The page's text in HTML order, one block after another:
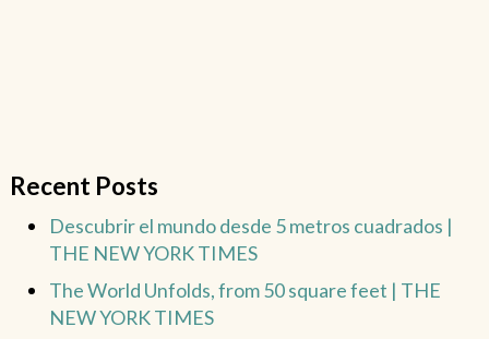
Recent Posts
Descubrir el mundo desde 5 metros cuadrados |
THE NEW YORK TIMES
The World Unfolds, from 50 square feet | THE
NEW YORK TIMES